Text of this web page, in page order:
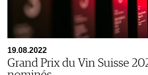
19.08.2022
Grand Prix du Vin Suisse